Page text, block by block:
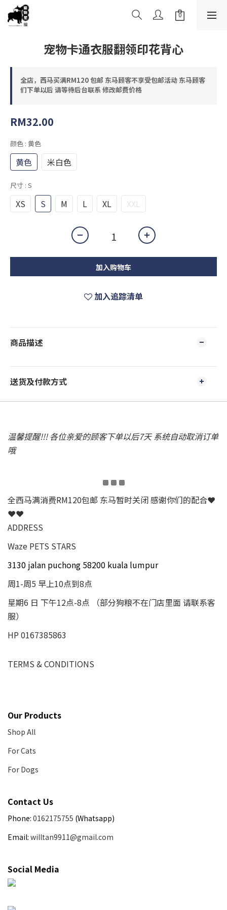
宠物卡通衣服翻领印花背心
全店，西马买满RM120 包邮 东马顾客不享受包邮活动 东马顾客
们下单以后 请等待后台联系 修改邮费价格
RM32.00
颜色 : 黄色
黄色 米白色
尺寸 : S
XS S M L XL XXL
加入购物车
加入追踪清单
商品描述
送货及付款方式
温馨提醒!!! 各位亲爱的顾客下单以后7天 系统自动取消订单
哦
全西马满消费RM120包邮 东马暂时关闭 感谢你们的配合❤
❤❤
ADDRESS
Waze PETS STARS
3130 jalan puchong 58200 kuala lumpur
周1-周5 早上10点到8点
星期6 日 下午12点-8点 （部分狗粮不在门店里面 请联系客
服）
HP 0167385863
TERMS & CONDITIONS
Our Products
Shop All
For Cats
For Dogs
Contact Us
Phone: 0162175755 (Whatsapp)
Email: willtan9911@gmail.com
Social Media